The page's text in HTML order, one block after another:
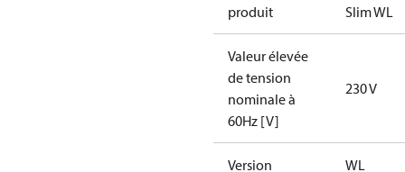
produit
Slim WL
Valeur élevée
de tension
nominale à
60Hz [V]
230 V
Version WL